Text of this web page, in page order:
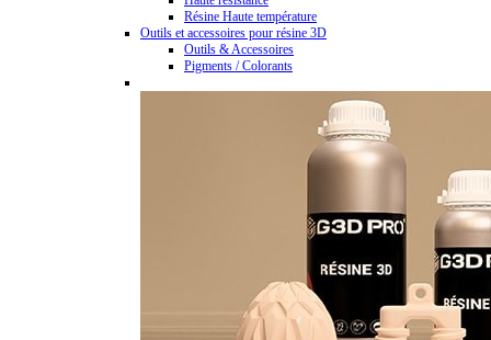
Résine Haute température
Outils et accessoires pour résine 3D
Outils & Accessoires
Pigments / Colorants